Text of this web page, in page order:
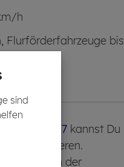
sind
h
Flurförderfahrzeuge bis
mit 17 kannst Du
B absolvieren.
eine in der